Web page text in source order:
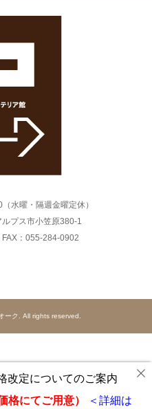
水曜・隔週金曜定休）
プス市小笠原380-1
：055-284-0902
ーク. All rights reserved.
改定についてのご案内
格にてご用意）
＜詳細は